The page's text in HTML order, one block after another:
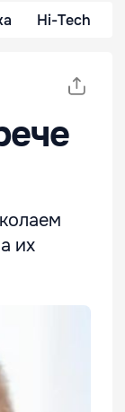
Hi-Tech
их